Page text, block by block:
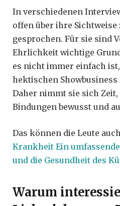
In verschiedenen
offen über ihre Sichtweise
gesprochen. Für sie sind
Ehrlichkeit wichtige
es nicht immer einfach
hektischen
Daher nimmt sie sich
Bindungen bewusst und
Das können die Leute
Krankheit Ein
und die Gesundheit des
Warum